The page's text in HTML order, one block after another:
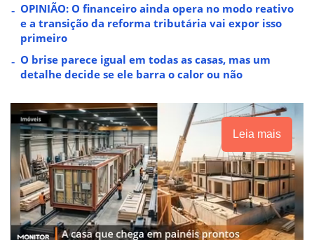
OPINIÃO: O financeiro ainda opera no modo reativo
e a transição da reforma tributária vai expor isso
primeiro
O brise parece igual em todas as casas, mas um
detalhe decide se ele barra o calor ou não
Leia mais